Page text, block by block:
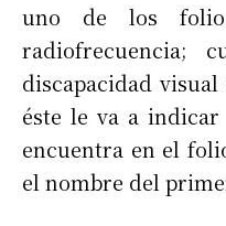
uno de los
radiofrecuencia;
discapacidad
éste le va a
encuentra en el
el nombre del